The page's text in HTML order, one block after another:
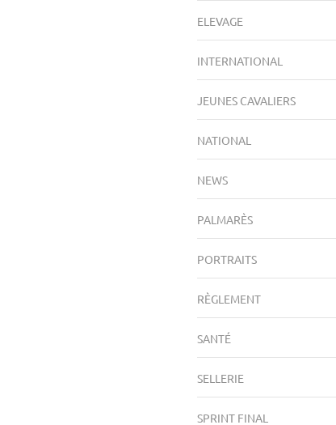
ELEVAGE
INTERNATIONAL
JEUNES CAVALIERS
NATIONAL
NEWS
PALMARÈS
PORTRAITS
RÈGLEMENT
SANTÉ
SELLERIE
SPRINT FINAL